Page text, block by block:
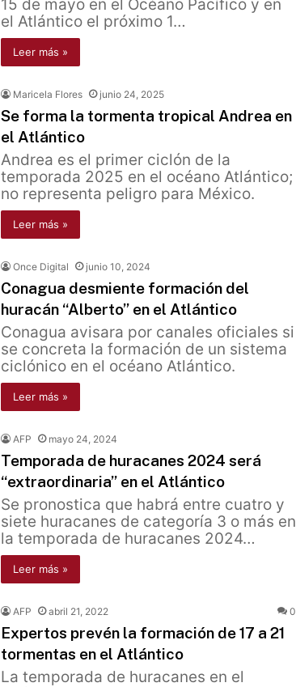
15 de mayo en el Océano Pacífico y en
el Atlántico el próximo 1…
Leer más »
Maricela Flores junio 24, 2025
Se forma la tormenta tropical Andrea en
el Atlántico
Andrea es el primer ciclón de la
temporada 2025 en el océano Atlántico;
no representa peligro para México.
Leer más »
Once Digital junio 10, 2024
Conagua desmiente formación del
huracán “Alberto” en el Atlántico
Conagua avisara por canales oficiales si
se concreta la formación de un sistema
ciclónico en el océano Atlántico.
Leer más »
AFP mayo 24, 2024
Temporada de huracanes 2024 será
“extraordinaria” en el Atlántico
Se pronostica que habrá entre cuatro y
siete huracanes de categoría 3 o más en
la temporada de huracanes 2024…
Leer más »
AFP abril 21, 2022 0
Expertos prevén la formación de 17 a 21
tormentas en el Atlántico
La temporada de huracanes en el